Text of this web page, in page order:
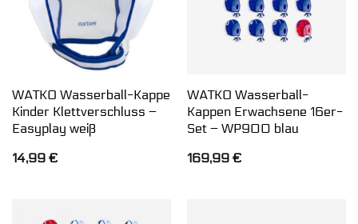
WATKO Wasserball-Kappe
Kinder Klettverschluss –
Easyplay weiß
14,99 €
WATKO Wasserball-
Kappen Erwachsene 16er-
Set – WP900 blau
169,99 €